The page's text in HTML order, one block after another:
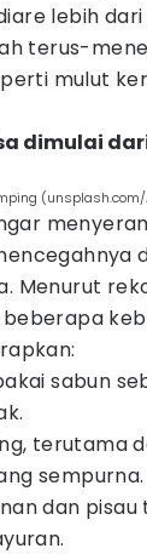
lebih
terus-
mulut
dimulai
(unsplash.com/
Menurut
beberapa
sabun
terutama
sempurna.
dan